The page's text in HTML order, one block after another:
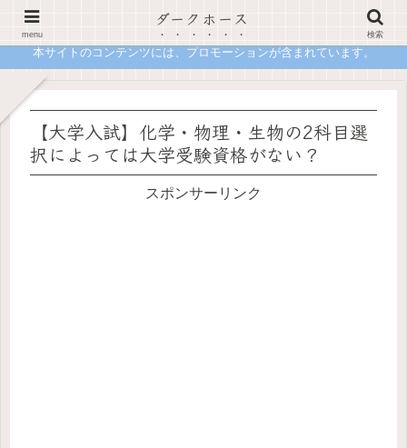
合格の先で詰まないための進路設計メディア 現役塾講師が一次情報で語る「正解」の裏側
本サイトのコンテンツには、プロモーションが含まれています。
【大学入試】化学・物理・生物の2科目選
択によっては大学受験資格がない？
スポンサーリンク
menu
ダークホース
検索